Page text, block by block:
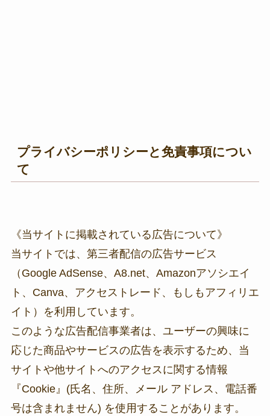
プライバシーポリシーと免責事項につい
て
《当サイトに掲載されている広告について》
当サイトでは、第三者配信の広告サービス
（Google AdSense、A8.net、Amazonアソシエイ
ト、Canva、アクセストレード、もしもアフィリエ
イト）を利用しています。
このような広告配信事業者は、ユーザーの興味に
応じた商品やサービスの広告を表示するため、当
サイトや他サイトへのアクセスに関する情報
『Cookie』(氏名、住所、メール アドレス、電話番
号は含まれません) を使用することがあります。